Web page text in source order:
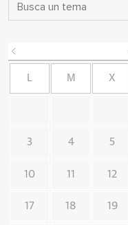
L M X
3 4 5
10 11 12
17 18 19